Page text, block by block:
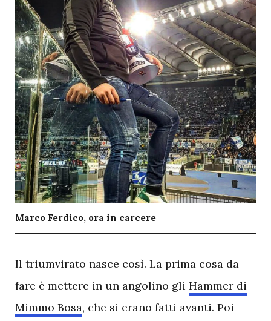
Marco Ferdico, ora in carcere
Il triumvirato nasce così. La prima cosa da
fare è mettere in un angolino gli Hammer di
Mimmo Bosa, che si erano fatti avanti. Poi